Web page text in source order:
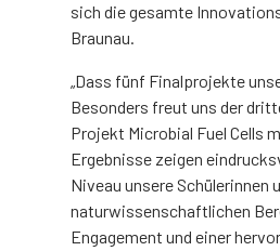
sich die gesamte
Braunau.
„Dass fünf Finalprojekte
Besonders freut uns der
Projekt Microbial Fuel Cells
Ergebnisse zeigen
Niveau unsere Schülerinnen
naturwissenschaftlichen
Engagement und einer